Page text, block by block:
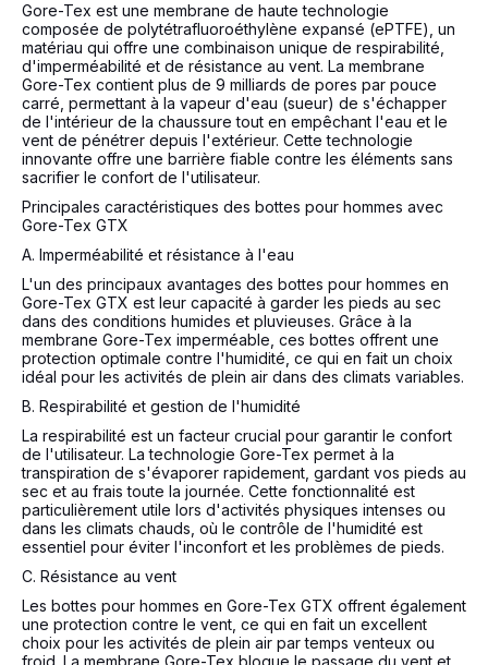
Gore-Tex est une membrane de haute technologie
composée de polytétrafluoroéthylène expansé (ePTFE), un
matériau qui offre une combinaison unique de respirabilité,
d'imperméabilité et de résistance au vent. La membrane
Gore-Tex contient plus de 9 milliards de pores par pouce
carré, permettant à la vapeur d'eau (sueur) de s'échapper
de l'intérieur de la chaussure tout en empêchant l'eau et le
vent de pénétrer depuis l'extérieur. Cette technologie
innovante offre une barrière fiable contre les éléments sans
sacrifier le confort de l'utilisateur.
Principales caractéristiques des bottes pour hommes avec
Gore-Tex GTX
A. Imperméabilité et résistance à l'eau
L'un des principaux avantages des bottes pour hommes en
Gore-Tex GTX est leur capacité à garder les pieds au sec
dans des conditions humides et pluvieuses. Grâce à la
membrane Gore-Tex imperméable, ces bottes offrent une
protection optimale contre l'humidité, ce qui en fait un choix
idéal pour les activités de plein air dans des climats variables.
B. Respirabilité et gestion de l'humidité
La respirabilité est un facteur crucial pour garantir le confort
de l'utilisateur. La technologie Gore-Tex permet à la
transpiration de s'évaporer rapidement, gardant vos pieds au
sec et au frais toute la journée. Cette fonctionnalité est
particulièrement utile lors d'activités physiques intenses ou
dans les climats chauds, où le contrôle de l'humidité est
essentiel pour éviter l'inconfort et les problèmes de pieds.
C. Résistance au vent
Les bottes pour hommes en Gore-Tex GTX offrent également
une protection contre le vent, ce qui en fait un excellent
choix pour les activités de plein air par temps venteux ou